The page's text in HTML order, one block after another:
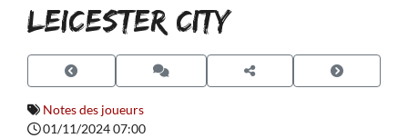
LEICESTER CITY
Notes des joueurs
01/11/2024 07:00